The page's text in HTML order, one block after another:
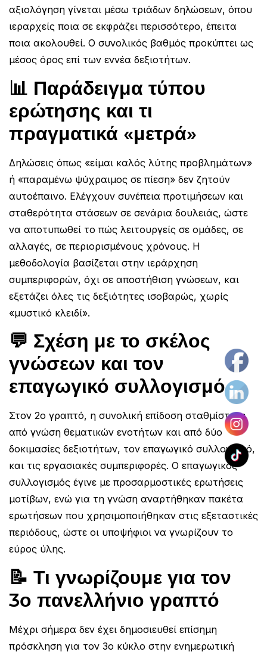
στον Ιδιωτικό Τομέα Blog Επικοινωνία
αξιολόγηση γίνεται μέσω τριάδων δηλώσεων, όπου
ιεραρχείς ποια σε εκφράζει περισσότερο, έπειτα
ποια ακολουθεί. Ο συνολικός βαθμός προκύπτει ως
μέσος όρος επί των εννέα δεξιοτήτων.
📊 Παράδειγμα τύπου
ερώτησης και τι
πραγματικά «μετρά»
Δηλώσεις όπως «είμαι καλός λύτης προβλημάτων»
ή «παραμένω ψύχραιμος σε πίεση» δεν ζητούν
αυτοέπαινο. Ελέγχουν συνέπεια προτιμήσεων και
σταθερότητα στάσεων σε σενάρια δουλειάς, ώστε
να αποτυπωθεί το πώς λειτουργείς σε ομάδες, σε
αλλαγές, σε περιορισμένους χρόνους. Η
μεθοδολογία βασίζεται στην ιεράρχηση
συμπεριφορών, όχι σε αποστήθιση γνώσεων, και
εξετάζει όλες τις δεξιότητες ισοβαρώς, χωρίς
«μυστικό κλειδί».
💬 Σχέση με το σκέλος
γνώσεων και τον
επαγωγικό συλλογισμό
Στον 2ο γραπτό, η συνολική επίδοση σταθμίστηκε
από γνώση θεματικών ενοτήτων και από δύο
δοκιμασίες δεξιοτήτων, τον επαγωγικό συλλογισμό,
και τις εργασιακές συμπεριφορές. Ο επαγωγικός
συλλογισμός έγινε με προσαρμοστικές ερωτήσεις
μοτίβων, ενώ για τη γνώση αναρτήθηκαν πακέτα
ερωτήσεων που χρησιμοποιήθηκαν στις εξεταστικές
περιόδους, ώστε οι υποψήφιοι να γνωρίζουν το
εύρος ύλης.
📝 Τι γνωρίζουμε για τον
3ο πανελλήνιο γραπτό
Μέχρι σήμερα δεν έχει δημοσιευθεί επίσημη
πρόσκληση για τον 3ο κύκλο στην ενημερωτική